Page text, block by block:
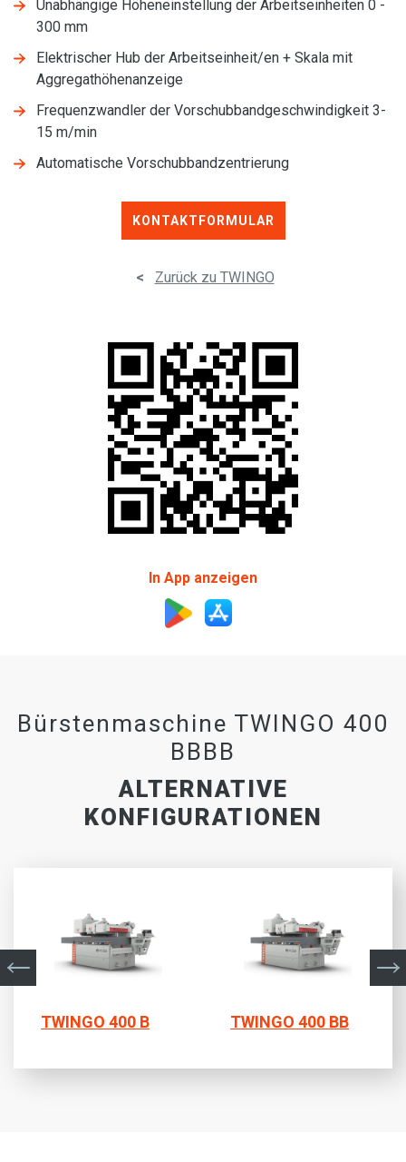
Unabhängige Höheneinstellung der Arbeitseinheiten 0 -
300 mm
Elektrischer Hub der Arbeitseinheit/en + Skala mit
Aggregathöhenanzeige
Frequenzwandler der Vorschubbandgeschwindigkeit 3-
15 m/min
Automatische Vorschubbandzentrierung
KONTAKTFORMULAR
< Zurück zu TWINGO
In App anzeigen
Bürstenmaschine TWINGO 400
BBBB
ALTERNATIVE
KONFIGURATIONEN
TWINGO 400 B TWINGO 400 BB